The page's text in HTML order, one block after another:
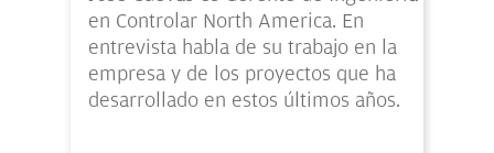
en Controlar North America. En
entrevista habla de su trabajo en la
empresa y de los proyectos que ha
desarrollado en estos últimos años.